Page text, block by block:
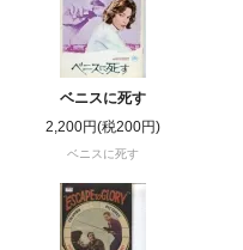
ベニスに死す
2,200円(税200円)
ベニスに死す